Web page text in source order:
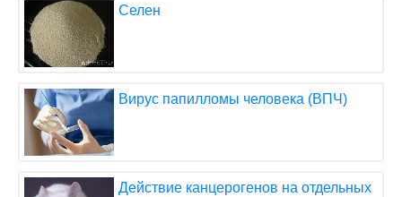
Селен
Вирус папилломы человека (ВПЧ)
Действие канцерогенов на отдельных